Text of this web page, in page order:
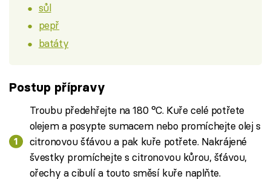
sůl
pepř
batáty
Postup přípravy
Troubu předehřejte na 180 °C. Kuře celé potřete
olejem a posypte sumacem nebo promíchejte olej s
citronovou šťávou a pak kuře potřete. Nakrájené
švestky promíchejte s citronovou kůrou, šťávou,
ořechy a cibulí a touto směsí kuře naplňte.